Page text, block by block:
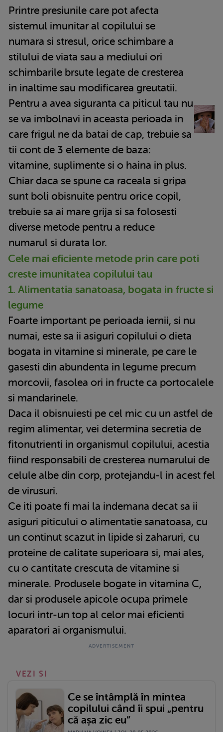
Printre presiunile care pot afecta
sistemul imunitar al copilului se
numara si stresul, orice schimbare a
stilului de viata sau a mediului ori
schimbarile brsute legate de cresterea
in inaltime sau modificarea greutatii.
Pentru a avea siguranta ca piticul tau nu
se va imbolnavi in aceasta perioada in
care frigul ne da batai de cap, trebuie sa
tii cont de 3 elemente de baza:
vitamine, suplimente si o haina in plus.
Chiar daca se spune ca raceala si gripa
sunt boli obisnuite pentru orice copil,
trebuie sa ai mare grija si sa folosesti
diverse metode pentru a reduce
numarul si durata lor.
Cele mai eficiente metode prin care poti
creste imunitatea copilului tau
1. Alimentatia sanatoasa, bogata in fructe si
legume
Foarte important pe perioada iernii, si nu
numai, este sa ii asiguri copilului o dieta
bogata in vitamine si minerale, pe care le
gasesti din abundenta in legume precum
morcovii, fasolea ori in fructe ca portocalele
si mandarinele.
Daca il obisnuiesti pe cel mic cu un astfel de
regim alimentar, vei determina secretia de
fitonutrienti in organismul copilului, acestia
fiind responsabili de cresterea numarului de
celule albe din corp, protejandu-l in acest fel
de virusuri.
Ce iti poate fi mai la indemana decat sa ii
asiguri piticului o alimentatie sanatoasa, cu
un continut scazut in lipide si zaharuri, cu
proteine de calitate superioara si, mai ales,
cu o cantitate crescuta de vitamine si
minerale. Produsele bogate in vitamina C,
dar si produsele apicole ocupa primele
locuri intr-un top al celor mai eficienti
aparatori ai organismului.
VEZI SI
Ce se întâmplă în mintea
copilului când îi spui „pentru
că așa zic eu”